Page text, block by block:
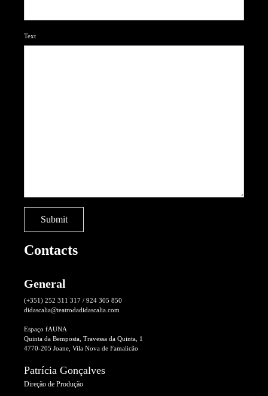
Text
Contacts
General
(+351) 252 311 317 / 924 305 850
didascalia@teatrodadidascalia.com
Espaço fAUNA
Quinta da Bemposta, Travessa da Quinta, 1
4770-205 Joane, Vila Nova de Famalicão
Patrícia Gonçalves
Direção de Produção